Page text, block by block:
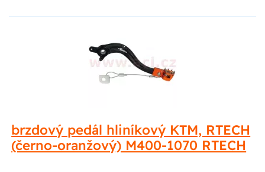
brzdový pedál hliníkový KTM, RTECH
(černo-oranžový) M400-1070 RTECH